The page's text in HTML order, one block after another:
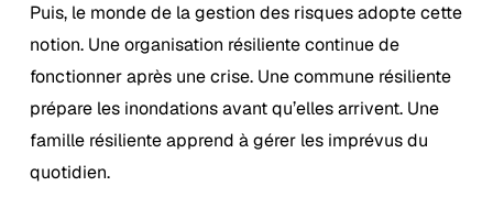
Puis, le monde de la gestion des risques adopte cette
notion. Une organisation résiliente continue de
fonctionner après une crise. Une commune résiliente
prépare les inondations avant qu’elles arrivent. Une
famille résiliente apprend à gérer les imprévus du
quotidien.